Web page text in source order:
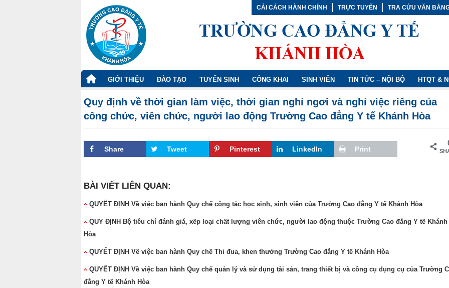
CẢI CÁCH HÀNH CHÍNH TRỰC TUYẾN TRA CỨU VĂN
TRANG
CHỦ
GIỚI THIỆU ĐÀO TẠO TUYỂN SINH CÔNG KHAI SINH VIÊN TIN TỨC – NỘI BỘ HTQT &
Quy định về thời gian làm việc, thời gian nghỉ ngơi và nghỉ việc riêng của
công chức, viên chức, người lao động Trường Cao đẳng Y tế Khánh Hòa
Share Tweet Pinterest LinkedIn Print
BÀI VIẾT LIÊN QUAN:
QUYẾT ĐỊNH Về việc ban hành Quy chế công tác học sinh, sinh viên của Trường Cao đẳng Y tế Khánh Hòa
QUY ĐỊNH Bộ tiêu chí đánh giá, xếp loại chất lượng viên chức, người lao động thuộc Trường Cao đẳng Y tế Khánh
Hòa
QUYẾT ĐỊNH Về việc ban hành Quy chế Thi đua, khen thưởng Trường Cao đẳng Y tế Khánh Hòa
QUYẾT ĐỊNH Về việc ban hành Quy chế quản lý và sử dụng tài sản, trang thiết bị và công cụ dụng cụ của Trường
đẳng Y tế Khánh Hòa